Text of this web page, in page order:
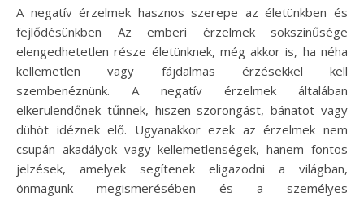
A negatív érzelmek hasznos szerepe az életünkben és
fejlődésünkben Az emberi érzelmek sokszínűsége
elengedhetetlen része életünknek, még akkor is, ha néha
kellemetlen vagy fájdalmas érzésekkel kell
szembenéznünk. A negatív érzelmek általában
elkerülendőnek tűnnek, hiszen szorongást, bánatot vagy
dühöt idéznek elő. Ugyanakkor ezek az érzelmek nem
csupán akadályok vagy kellemetlenségek, hanem fontos
jelzések, amelyek segítenek eligazodni a világban,
önmagunk megismerésében és a személyes